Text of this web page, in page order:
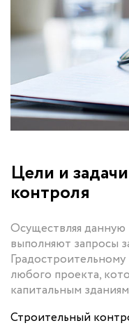
Цели и
контроля
Осуществляя данную
выполняют запросы
любого проекта,
капитальным
Строительный